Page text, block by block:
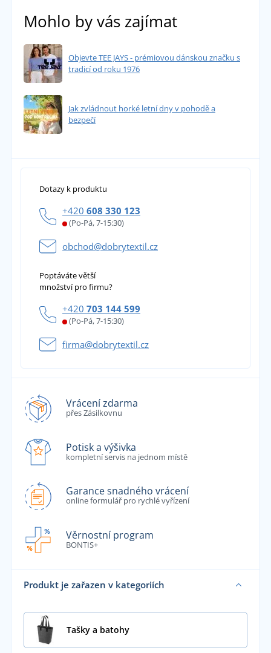
Mohlo by vás zajímat
Objevte TEE JAYS - prémiovou dánskou značku s
tradicí od roku 1976
Jak zvládnout horké letní dny v pohodě a
bezpečí
Dotazy k produktu
+420 608 330 123
(Po-Pá, 7-15:30)
obchod@dobrytextil.cz
Poptáváte větší
množství pro firmu?
+420 703 144 599
(Po-Pá, 7-15:30)
firma@dobrytextil.cz
Vrácení zdarma
přes Zásilkovnu
Potisk a výšivka
kompletní servis na jednom místě
Garance snadného vrácení
online formulář pro rychlé vyřízení
Věrnostní program
BONTIS+
Produkt je zařazen v kategoriích
Tašky a batohy